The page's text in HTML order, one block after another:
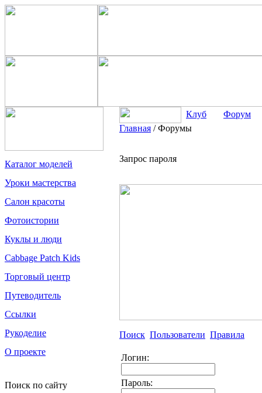
Каталог моделей
Уроки мастерства
Салон красоты
Фотоистории
Куклы и люди
Cabbage Patch Kids
Торговый центр
Путеводитель
Ссылки
Рукоделие
О проекте
Поиск по сайту
Клуб
Форум
Главная /Форумы
Запрос пароля
Поиск Пользователи Правила
Логин:
Пароль: